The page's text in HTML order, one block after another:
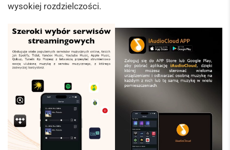
wysokiej rozdzielczości.